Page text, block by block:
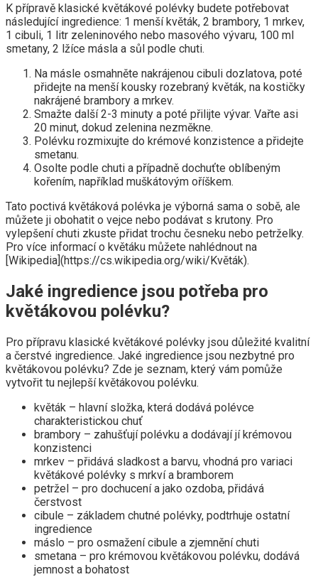
K přípravě klasické květákové polévky budete potřebovat
následující ingredience: 1 menší květák, 2 brambory, 1 mrkev,
1 cibuli, 1 litr zeleninového nebo masového vývaru, 100 ml
smetany, 2 lžíce másla a sůl podle chuti.
Na másle osmahněte nakrájenou cibuli dozlatova, poté
přidejte na menší kousky rozebraný květák, na kostičky
nakrájené brambory a mrkev.
Smažte další 2-3 minuty a poté přilijte vývar. Vařte asi
20 minut, dokud zelenina nezměkne.
Polévku rozmixujte do krémové konzistence a přidejte
smetanu.
Osolte podle chuti a případně dochuťte oblíbeným
kořením, například muškátovým oříškem.
Tato poctivá květáková polévka je výborná sama o sobě, ale
můžete ji obohatit o vejce nebo podávat s krutony. Pro
vylepšení chuti zkuste přidat trochu česneku nebo petrželky.
Pro více informací o květáku můžete nahlédnout na
[Wikipedia](https://cs.wikipedia.org/wiki/Květák).
Jaké ingredience jsou potřeba pro
květákovou polévku?
Pro přípravu klasické květákové polévky jsou důležité kvalitní
a čerstvé ingredience. Jaké ingredience jsou nezbytné pro
květákovou polévku? Zde je seznam, který vám pomůže
vytvořit tu nejlepší květákovou polévku.
květák – hlavní složka, která dodává polévce
charakteristickou chuť
brambory – zahušťují polévku a dodávají jí krémovou
konzistenci
mrkev – přidává sladkost a barvu, vhodná pro variaci
květákové polévky s mrkví a bramborem
petržel – pro dochucení a jako ozdoba, přidává
čerstvost
cibule – základem chutné polévky, podtrhuje ostatní
ingredience
máslo – pro osmažení cibule a zjemnění chuti
smetana – pro krémovou květákovou polévku, dodává
jemnost a bohatost